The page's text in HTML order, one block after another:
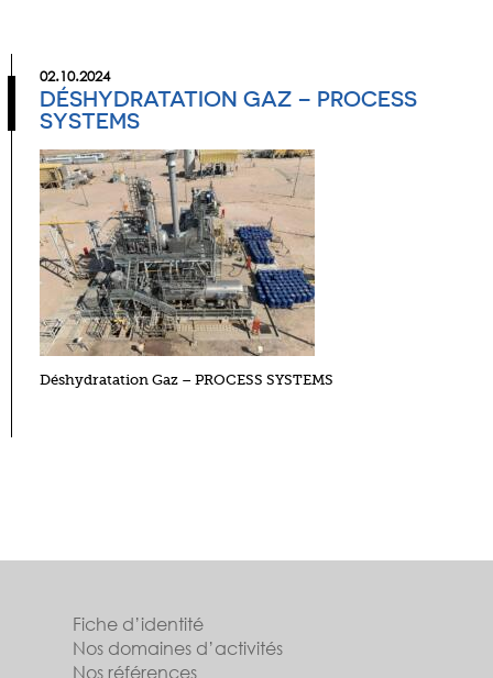
02.10.2024
DÉSHYDRATATION GAZ – PROCESS
SYSTEMS
Déshydratation Gaz – PROCESS SYSTEMS
Fiche d’identité
Nos domaines d’activités
Nos références